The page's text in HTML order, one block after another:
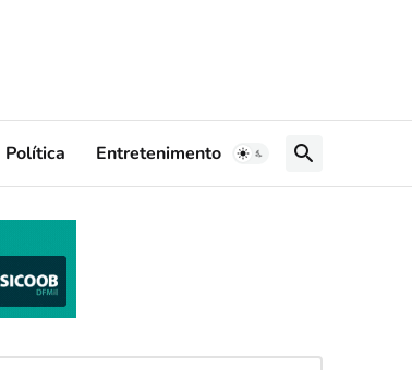
Política Entretenimento